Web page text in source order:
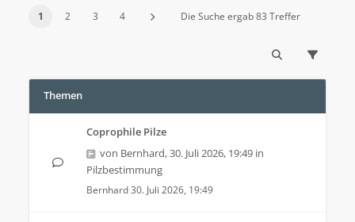
1 2 3 4 Die Suche ergab 83 Treffer
Themen
Coprophile Pilze
von Bernhard,30. Juli 2026, 19:49 in
Pilzbestimmung
Bernhard30. Juli 2026, 19:49